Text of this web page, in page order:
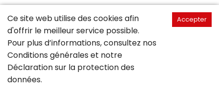
Ce site web utilise des cookies afin
d'offrir le meilleur service possible.
Pour plus d’informations, consultez nos
Conditions générales et notre
Déclaration sur la protection des
données.
Accepter